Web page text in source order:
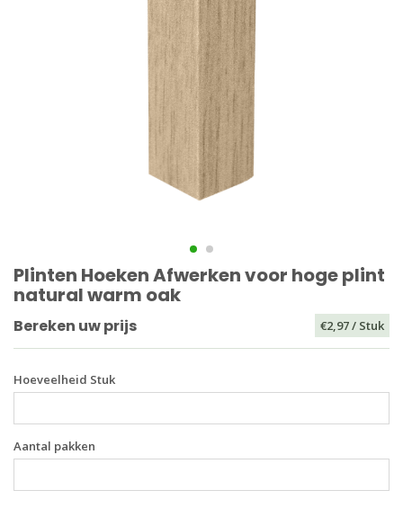
Plinten Hoeken Afwerken voor hoge plint
natural warm oak
Bereken uw prijs €2,97/ Stuk
Hoeveelheid Stuk
Aantal pakken